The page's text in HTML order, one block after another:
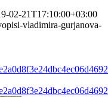
02-21T17:10:00+03:00
vladimira-gurjanova-